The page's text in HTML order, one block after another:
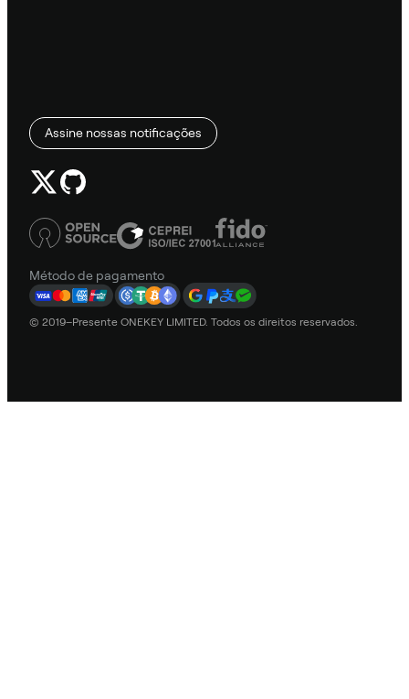
Assine nossas notificações
Método de pagamento
© 2019–Presente ONEKEY LIMITED. Todos os direitos reservados.